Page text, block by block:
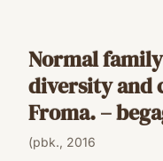
Normal
diversity and
Froma. –
(pbk., 2016